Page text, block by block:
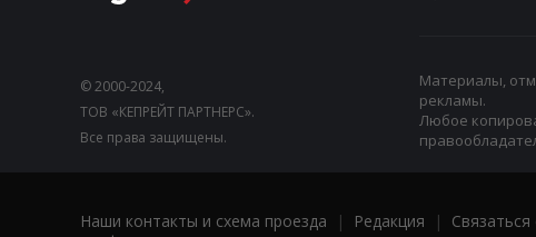
© 2000-2024,
ТОВ «КЕПРЕЙТ ПАРТНЕРС».
Все права защищены.
Материалы,
рекламы.
Любое
Наши контакты и схема проезда | Редакция | Связаться